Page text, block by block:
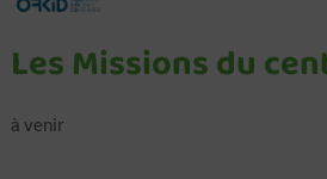
Les Missions du
à venir